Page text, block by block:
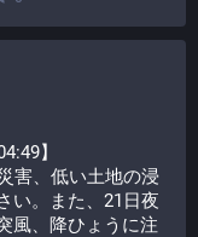
】
害、低い土地の浸
い。また、21日夜
風、降ひょうに注